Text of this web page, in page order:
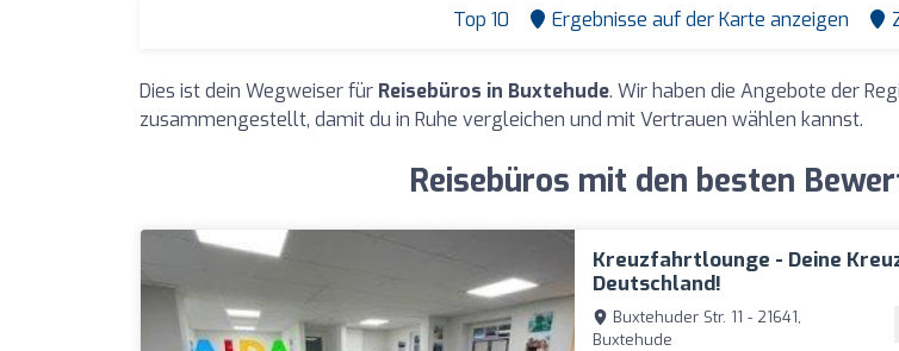
Top 10 Ergebnisse auf der Karte anzeigen
Dies ist dein Wegweiser für Reisebüros in Buxtehude. Wir haben die Angebote der
zusammengestellt, damit du in Ruhe vergleichen und mit Vertrauen wählen kannst.
Reisebüros mit den besten
Kreuzfahrtlounge - Deine
Deutschland!
Buxtehuder Str. 11 - 21641,
Buxtehude